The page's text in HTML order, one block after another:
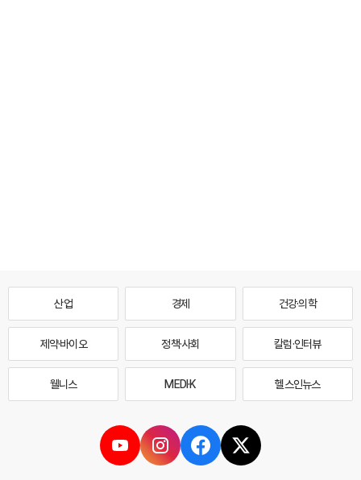
산업 경제 건강·의학
제약·바이오 정책·사회 칼럼·인터뷰
웰니스 MEDI·K 헬스인뉴스